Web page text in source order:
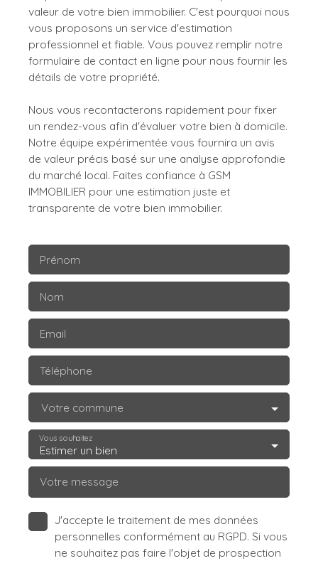
valeur de votre bien immobilier. C'est pourquoi nous
vous proposons un service d'estimation
professionnel et fiable. Vous pouvez remplir notre
formulaire de contact en ligne pour nous fournir les
détails de votre propriété.
Nous vous recontacterons rapidement pour fixer
un rendez-vous afin d'évaluer votre bien à domicile.
Notre équipe expérimentée vous fournira un avis
de valeur précis basé sur une analyse approfondie
du marché local. Faites confiance à GSM
IMMOBILIER pour une estimation juste et
transparente de votre bien immobilier.
Prénom
Nom
Email
Téléphone
Votre commune
Estimer un bien
Vous souhaitez
Votre message
J'accepte le traitement de mes données
personnelles conformément au RGPD. Si vous
ne souhaitez pas faire l'objet de prospection